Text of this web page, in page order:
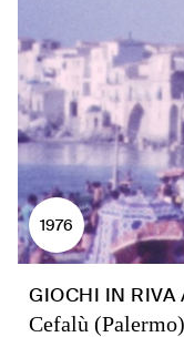
1976
GIOCHI IN RIVA
Cefalù (Palermo)